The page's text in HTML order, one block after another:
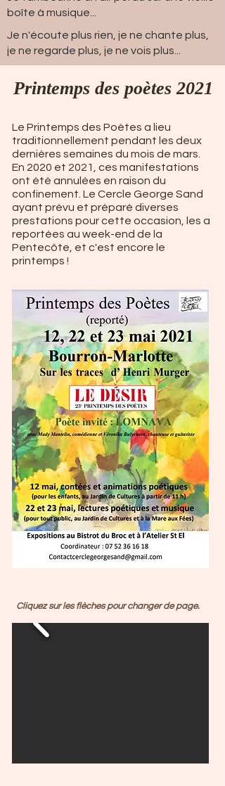
boîte à musique...
Je n'écoute plus rien, je ne chante plus,
je ne regarde plus, je ne vois plus...
Printemps des poètes 2021
Le Printemps des Poètes a lieu
traditionnellement pendant les deux
dernières semaines du mois de mars.
En 2020 et 2021, ces manifestations
ont été annulées en raison du
confinement. Le Cercle George Sand
ayant prévu et préparé diverses
prestations pour cette occasion, les a
reportées au week-end de la
Pentecôte, et c'est encore le
printemps !
Cliquez sur les flèches pour changer de page.